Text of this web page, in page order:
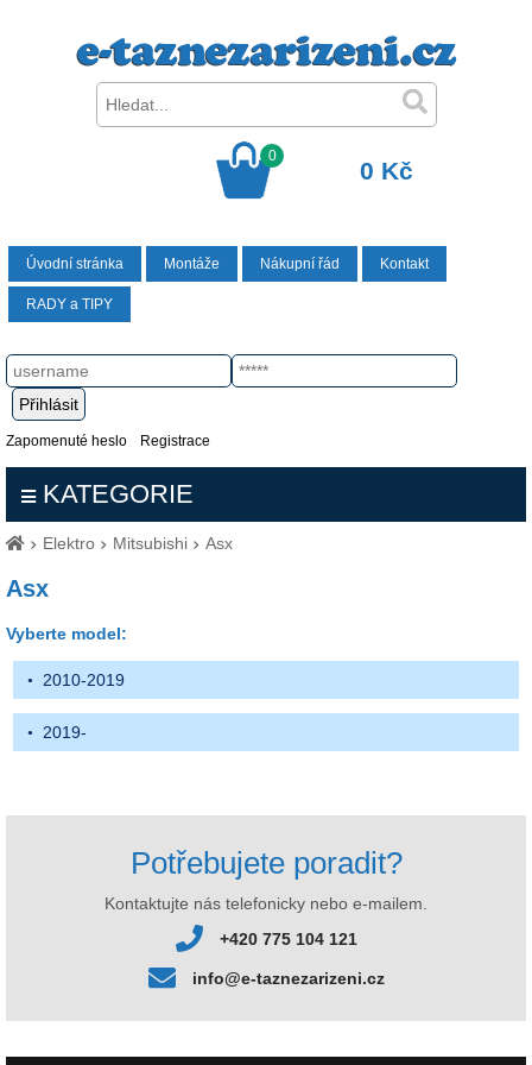
0
0 Kč
Úvodní stránka Montáže Nákupní řád Kontakt
RADY a TIPY
Zapomenuté heslo Registrace
KATEGORIE
Elektro Mitsubishi Asx
Asx
Vyberte model:
2010-2019
2019-
Potřebujete poradit?
Kontaktujte nás telefonicky nebo e-mailem.
+420 775 104 121
info@e-taznezarizeni.cz